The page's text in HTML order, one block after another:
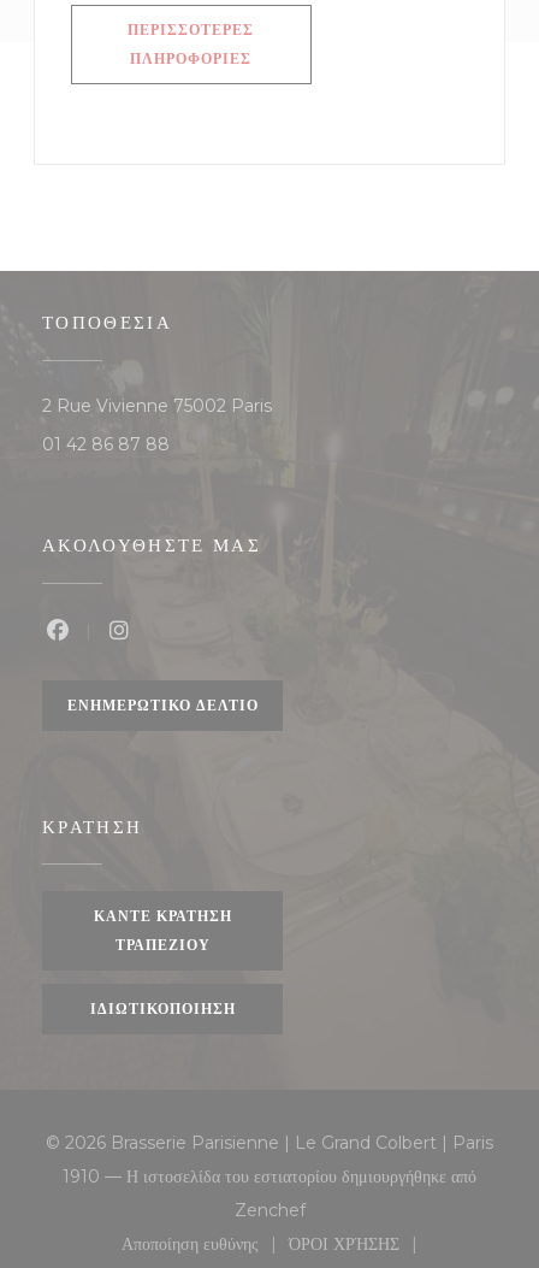
ΠΕΡΙΣΣΌΤΕΡΕΣ
ΠΛΗΡΟΦΟΡΊΕΣ
ΤΟΠΟΘΕΣΊΑ
2 Rue Vivienne 75002 Paris((ανοίγει σε νέο παράθυρο))
01 42 86 87 88
ΑΚΟΛΟΥΘΉΣΤΕ ΜΑΣ
ΕΝΗΜΕΡΩΤΙΚΌ ΔΕΛΤΊΟ
ΚΡΆΤΗΣΗ
ΚΆΝΤΕ ΚΡΆΤΗΣΗ
ΤΡΑΠΕΖΙΟΎ
ΙΔΙΩΤΙΚΟΠΟΊΗΣΗ
© 2026 Brasserie Parisienne | Le Grand Colbert | Paris
1910 — Η ιστοσελίδα του εστιατορίου δημιουργήθηκε από
Zenchef((ανοίγει σε νέο παράθυρο))
Αποποίηση ευθύνης
((ανοίγει σε νέο παράθυρο))
ΌΡΟΙ ΧΡΉΣΗΣ
((ανοίγει σε νέο